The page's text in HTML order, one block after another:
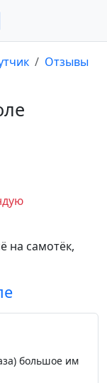
Отзывы
на самотёк,
большое им